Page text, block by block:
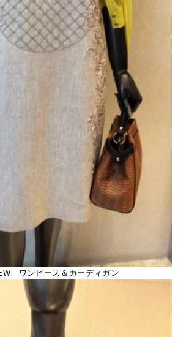
ワンピース＆カーディガン